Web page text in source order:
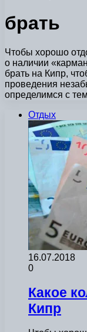
брать
Чтобы хорошо
о наличии
брать на Кипр,
проведения
определимся с
Отдых
16.07.2018
0
Какое
Кипр